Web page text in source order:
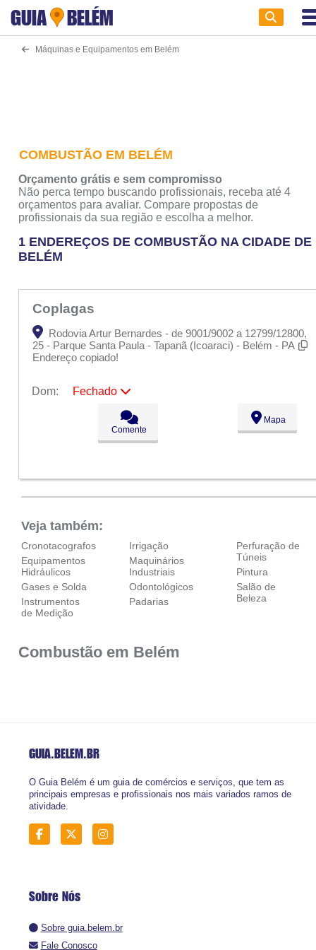
GUIA BELÉM
Máquinas e Equipamentos em Belém
COMBUSTÃO EM BELÉM
Orçamento grátis e sem compromisso
Não perca tempo buscando profissionais, receba até 4
orçamentos para avaliar. Compare propostas de
profissionais da sua região e escolha a melhor.
1 ENDEREÇOS DE COMBUSTÃO NA CIDADE DE
BELÉM
Coplagas
Rodovia Artur Bernardes - de 9001/9002 a 12799/12800,
25 - Parque Santa Paula - Tapanã (Icoaraci) - Belém - PA
Endereço copiado!
Dom:
Fechado
09:00 - 18:00
09:00 - 18:00
09:00 - 18:00
Comente
Mapa
Veja também:
Cronotacografos
Equipamentos
Hidráulicos
Gases e Solda
Instrumentos
de Medição
Irrigação
Maquinários
Industriais
Odontológicos
Padarias
Perfuração de
Túneis
Pintura
Salão de
Beleza
Combustão em Belém
GUIA.BELEM.BR
O Guia Belém é um guia de comércios e serviços, que tem as
principais empresas e profissionais nos mais variados ramos de
atividade.
Sobre Nós
Sobre guia.belem.br
Fale Conosco